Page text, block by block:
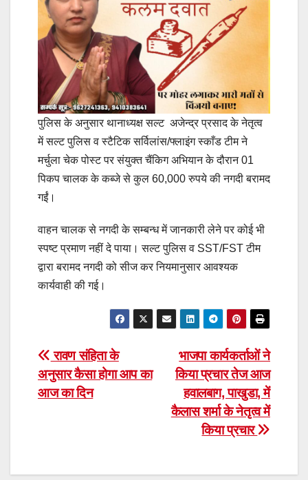
पुलिस के अनुसार थानाध्यक्ष सल्ट अजेन्द्र प्रसाद के नेतृत्व
में सल्ट पुलिस व स्टैटिक सर्विलांस/फ्लाइंग स्काँड टीम ने
मर्चुला चेक पोस्ट पर संयुक्त चैंकिग अभियान के दौरान 01
पिकप चालक के कब्जे से कुल 60,000 रुपये की नगदी बरामद
गईं।
वाहन चालक से नगदी के सम्बन्ध में जानकारी लेने पर कोई भी
स्पष्ट प्रमाण नहीं दे पाया। सल्ट पुलिस व SST/FST टीम
द्वारा बरामद नगदी को सीज कर नियमानुसार आवश्यक
कार्यवाही की गई।
Post
navigation
भाजपा कार्यकर्ताओं ने
किया प्रचार तेज आज
हवालबाग, पाखुडा, में
कैलास शर्मा के नेतृत्व में
किया प्रचार
रावण संहिता के
अनुसार कैसा होगा आप का
आज का दिन